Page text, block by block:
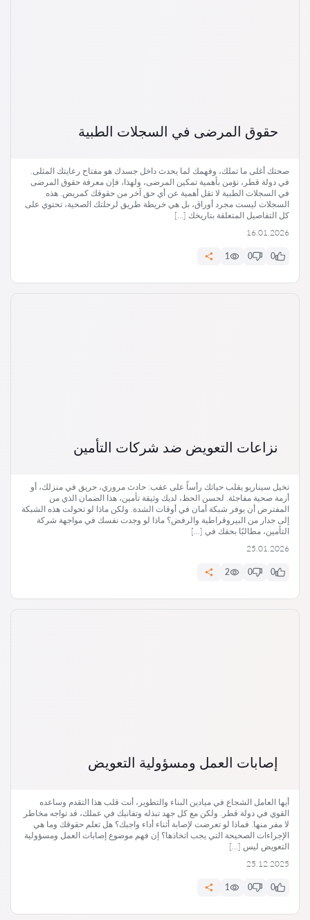
حقوق المرضى في السجلات الطبية
صحتك أغلى ما تملك، وفهمك لما يحدث داخل جسدك هو مفتاح رعايتك المثلى.
في دولة قطر، نؤمن بأهمية تمكين المرضى، ولهذا، فإن معرفة حقوق المرضى
في السجلات الطبية لا تقل أهمية عن أي حق آخر من حقوقك كمريض. هذه
السجلات ليست مجرد أوراق، بل هي خريطة طريق لرحلتك الصحية، تحتوي على
كل التفاصيل المتعلقة بتاريخك […]
16.01.2026
0
0
1
نزاعات التعويض ضد شركات التأمين
تخيل سيناريو يقلب حياتك رأساً على عقب: حادث مروري، حريق في منزلك، أو
أزمة صحية مفاجئة. لحسن الحظ، لديك وثيقة تأمين، هذا الضمان الذي من
المفترض أن يوفر شبكة أمان في أوقات الشدة. ولكن ماذا لو تحولت هذه الشبكة
إلى جدار من البيروقراطية والرفض؟ ماذا لو وجدت نفسك في مواجهة شركة
التأمين، مطالبًا بحقك في […]
25.01.2026
0
0
2
إصابات العمل ومسؤولية التعويض
أيها العامل الشجاع في ميادين البناء والتطوير، أنت قلب هذا التقدم وساعده
القوي في دولة قطر. ولكن مع كل جهد تبذله وتفانيك في عملك، قد تواجه مخاطر
لا مفر منها. فماذا لو تعرضت لإصابة أثناء أداء واجبك؟ هل تعلم حقوقك وما هي
الإجراءات الصحيحة التي يجب اتخاذها؟ إن فهم موضوع إصابات العمل ومسؤولية
التعويض ليس […]
25.12.2025
0
0
1